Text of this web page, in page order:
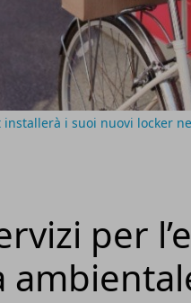
installerà i suoi nuovi locker
per